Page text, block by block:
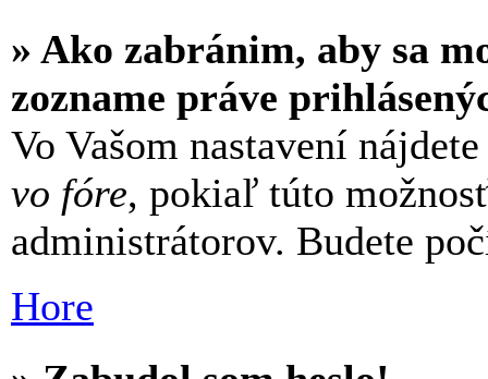
» Ako zabránim, aby sa
zozname práve
Vo Vašom nastavení
vo fóre, pokiaľ túto
administrátorov. Budete
Hore